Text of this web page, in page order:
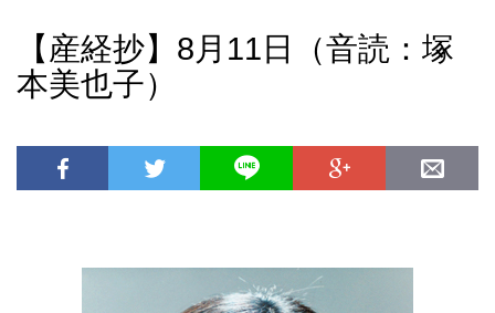
【産経抄】8月11日（音読：塚
本美也子）